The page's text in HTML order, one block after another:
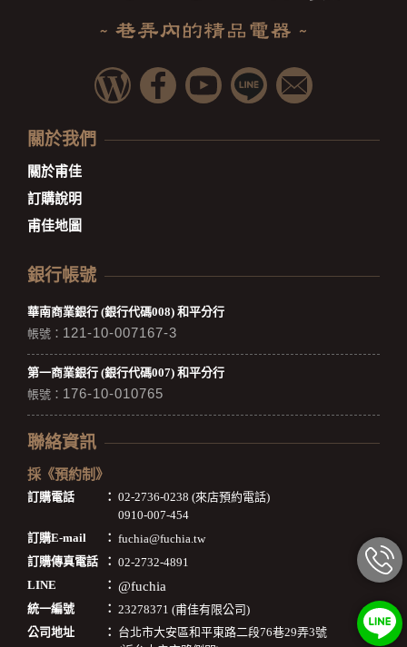
關於我們
關於甫佳
訂購說明
甫佳地圖
銀行帳號
華南商業銀行 (銀行代碼008) 和平分行
帳號： 121-10-007167-3
第一商業銀行 (銀行代碼007) 和平分行
帳號： 176-10-010765
聯絡資訊
採《預約制》
訂購電話 ： 02-2736-0238 (來店預約電話)
0910-007-454
訂購E-mail
： fuchia@fuchia.tw
訂購傳真電話
： 02-2732-4891
LINE
： @fuchia
統一編號 ： 23278371 (甫佳有限公司)
公司地址
： 台北市大安區和平東路二段76巷29弄3號